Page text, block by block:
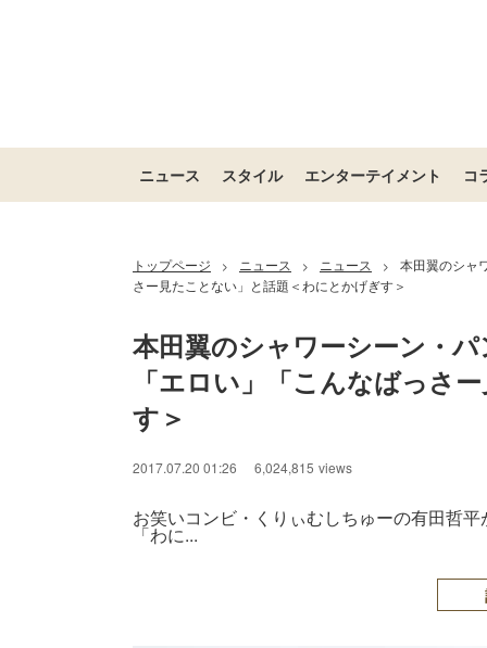
ニュース スタイル エンターテイメント コ
トップページ > ニュース > ニュース >
本田翼のシャ
さー見たことない」と話題＜わにとかげぎす＞
本田翼のシャワーシーン・
「エロい」「こんなばっさ
す＞
2017.07.20 01:26 6,024,815 views
お笑いコンビ・くりぃむしちゅーの有田哲
「わに...